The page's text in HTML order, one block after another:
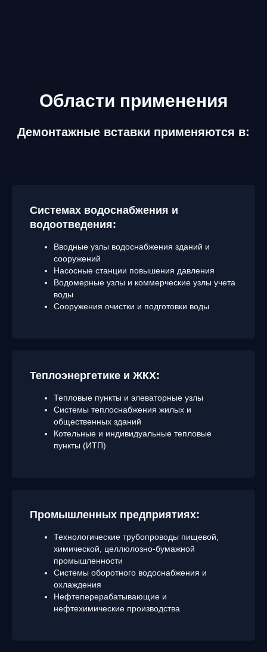
Области применения
Демонтажные вставки применяются в:
Системах водоснабжения и
водоотведения:
Вводные узлы водоснабжения зданий и
сооружений
Насосные станции повышения давления
Водомерные узлы и коммерческие узлы учета
воды
Сооружения очистки и подготовки воды
Теплоэнергетике и ЖКХ:
Тепловые пункты и элеваторные узлы
Системы теплоснабжения жилых и
общественных зданий
Котельные и индивидуальные тепловые
пункты (ИТП)
Промышленных предприятиях:
Технологические трубопроводы пищевой,
химической, целлюлозно-бумажной
промышленности
Системы оборотного водоснабжения и
охлаждения
Нефтеперерабатывающие и
нефтехимические производства